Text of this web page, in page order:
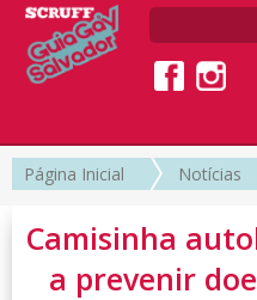
Página Inicial Notícias
Camisinha
a prevenir